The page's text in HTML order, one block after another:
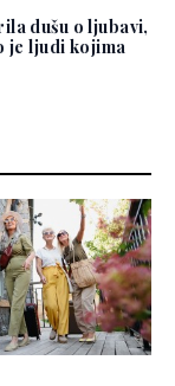
dušu o ljubavi,
je ljudi kojima